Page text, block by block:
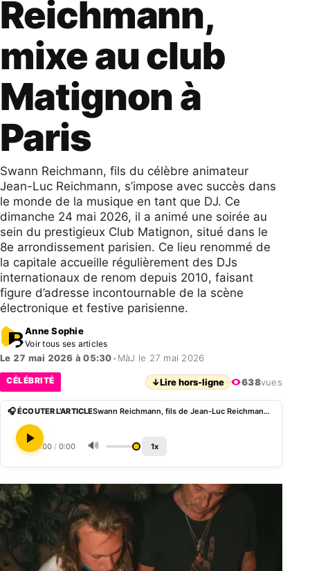
Reichmann,
mixe au club
Matignon à
Paris
Swann Reichmann, fils du célèbre animateur
Jean-Luc Reichmann, s’impose avec succès dans
le monde de la musique en tant que DJ. Ce
dimanche 24 mai 2026, il a animé une soirée au
sein du prestigieux Club Matignon, situé dans le
8e arrondissement parisien. Ce lieu renommé de
la capitale accueille régulièrement des DJs
internationaux de renom depuis 2010, faisant
figure d’adresse incontournable de la scène
électronique et festive parisienne.
Anne Sophie
Voir tous ses articles
Le 27 mai 2026 à 05:30• MàJ le 27 mai 2026
CÉLÉBRITÉ ↓Lire hors-ligne 638vues
🎧 ÉCOUTER L'ARTICLE Swann Reichmann, fils de Jean-Luc Reichmann, mixe au club Matignon à Paris
0:00 / 0:00 🔊 1x